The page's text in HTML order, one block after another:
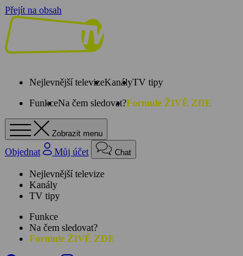
Přejít na obsah
Nejlevnější televizeKanályTV tipy
FunkceNa čem sledovat?Formule ŽIVĚ ZDE
Zobrazit menu
Objednat Můj účet Chat
Nejlevnější televize
Kanály
TV tipy
Funkce
Na čem sledovat?
Formule ŽIVĚ ZDE